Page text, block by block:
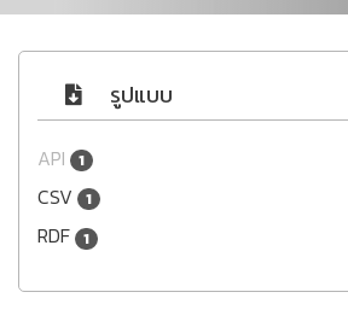
รูปแบบ
API 1
CSV 1
RDF 1